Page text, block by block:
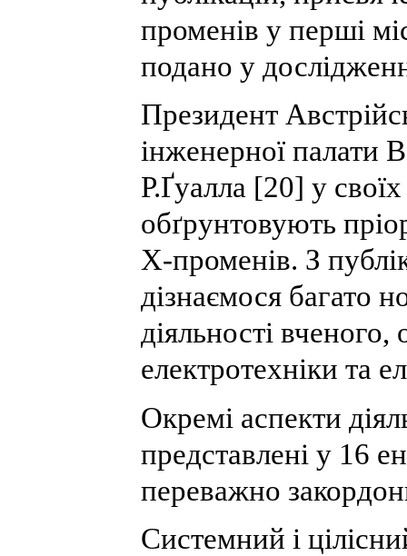
променів у перші
подано у
Президент
інженерної палати
Р.Ґуалла [20] у своїх
обґрунтовують
Х-променів. З
дізнаємося багато
діяльності вченого,
електротехніки та
Окремі аспекти
представлені у 16
переважно
Системний і